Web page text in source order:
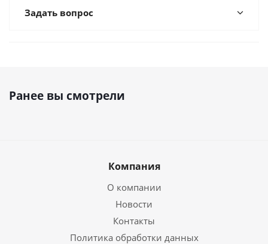
Задать вопрос
Ранее вы смотрели
Компания
О компании
Новости
Контакты
Политика обработки данных